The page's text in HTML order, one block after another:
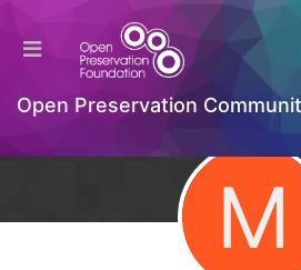
Open Preservation
M